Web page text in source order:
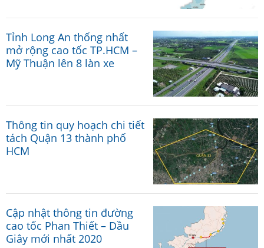
Tỉnh Long An thống nhất
mở rộng cao tốc TP.HCM –
Mỹ Thuận lên 8 làn xe
Thông tin quy hoạch chi tiết
tách Quận 13 thành phố
HCM
Cập nhật thông tin đường
cao tốc Phan Thiết – Dầu
Giây mới nhất 2020